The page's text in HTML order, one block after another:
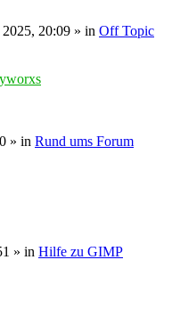
20:09 » in Off Topic
» in Rund ums Forum
» in Hilfe zu GIMP